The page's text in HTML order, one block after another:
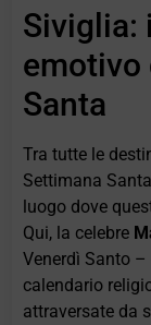
Siviglia:
emotivo
Santa
Tra tutte le
Settimana
luogo dove
Qui, la celebre
Venerdì Santo
calendario
attraversate da